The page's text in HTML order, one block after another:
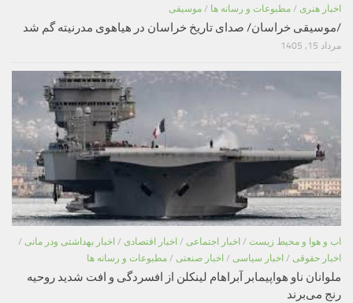
اخبار هنری / مطبوعات و رسانه ها / موسیقی
/موسیقی خراسان/ صدای تاریخ خراسان در هیاهوی مدرنیته گم شد
مرداد 15, 1405
اب و هوا و محیط زیست / اخبار اجتماعی / اخبار اقتصادی / اخبار بهداشتی ودر مانی /
اخبار حقوقی / اخبار سیاسی / اخبار صنعتی / مطبوعات و رسانه ها
ملوانان ناو هواپیمابر آبراهام لینکلن از افسردگی و افت شدید روحیه
رنج می‌برند